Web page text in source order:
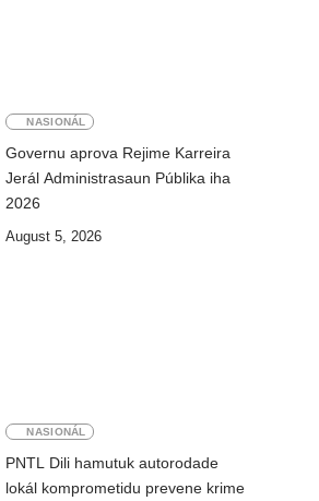
NASIONÁL
Governu aprova Rejime Karreira
Jerál Administrasaun Públika iha
2026
August 5, 2026
NASIONÁL
PNTL Dili hamutuk autorodade
lokál komprometidu prevene krime